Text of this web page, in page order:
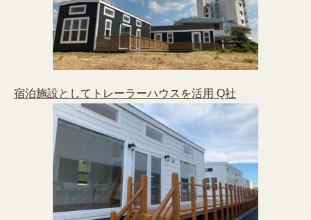
宿泊施設としてトレーラーハウスを活用 Q社